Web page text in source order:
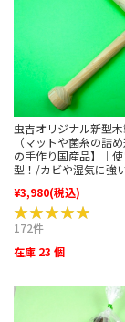
虫吉オリジナル新型
（マットや菌糸の詰
の手作り国産品】｜
型！/カビや湿気に強
¥3,980(税込)
★★★★★
★★★★★
172件
在庫 23 個